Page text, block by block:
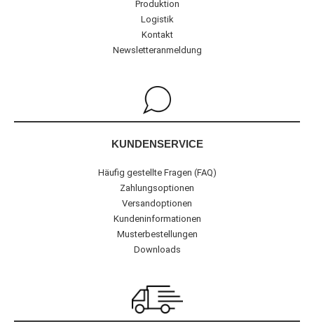
Produktion
Logistik
Kontakt
Newsletteranmeldung
KUNDENSERVICE
Häufig gestellte Fragen (FAQ)
Zahlungsoptionen
Versandoptionen
Kundeninformationen
Musterbestellungen
Downloads